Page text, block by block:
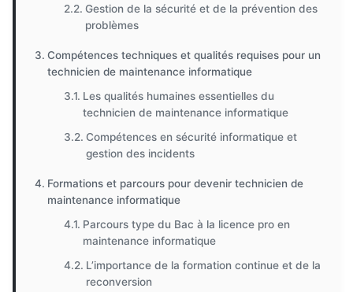
Gestion de la sécurité et de la prévention des
problèmes
Compétences techniques et qualités requises pour un
technicien de maintenance informatique
Les qualités humaines essentielles du
technicien de maintenance informatique
Compétences en sécurité informatique et
gestion des incidents
Formations et parcours pour devenir technicien de
maintenance informatique
Parcours type du Bac à la licence pro en
maintenance informatique
L’importance de la formation continue et de la
reconversion